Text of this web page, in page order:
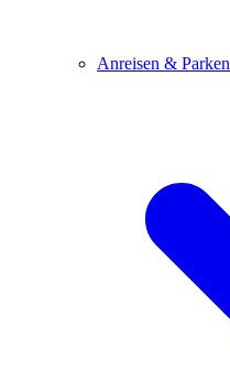
Anreisen & Parken